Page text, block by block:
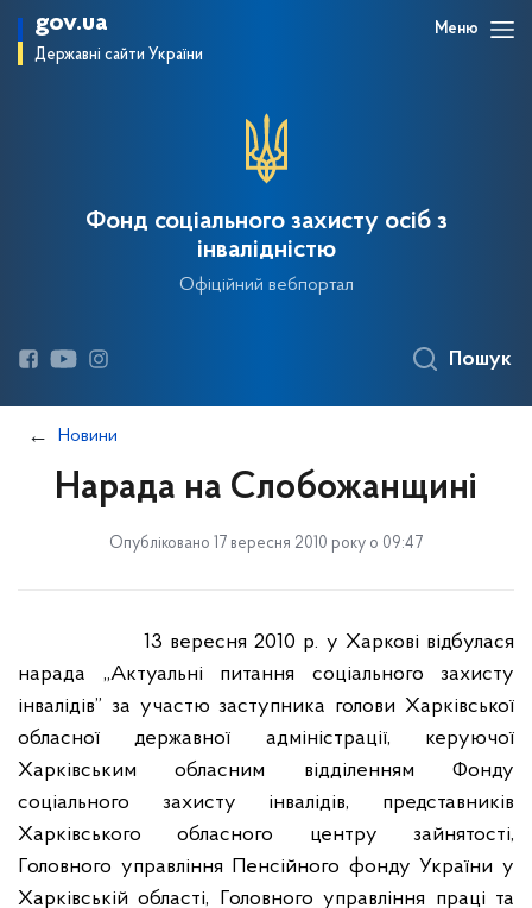
gov.ua
Державні сайти України
Меню
Фонд соціального захисту осіб з
інвалідністю
Офіційний вебпортал
Пошук
Новини
Нарада на Слобожанщині
Опубліковано 17 вересня 2010 року о 09:47
13 вересня 2010 р. у Харкові відбулася
нарада „Актуальні питання соціального захисту
інвалідів” за участю заступника голови Харківської
обласної державної адміністрації, керуючої
Харківським обласним відділенням Фонду
соціального захисту інвалідів, представників
Харківського обласного центру зайнятості,
Головного управління Пенсійного фонду України у
Харківській області, Головного управління праці та